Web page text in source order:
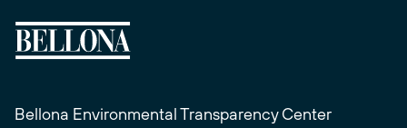
Bellona Environmental Transparency Center